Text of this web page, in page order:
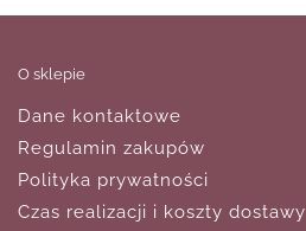
O sklepie
Dane kontaktowe
Regulamin zakupów
Polityka prywatności
Czas realizacji i koszty dostawy